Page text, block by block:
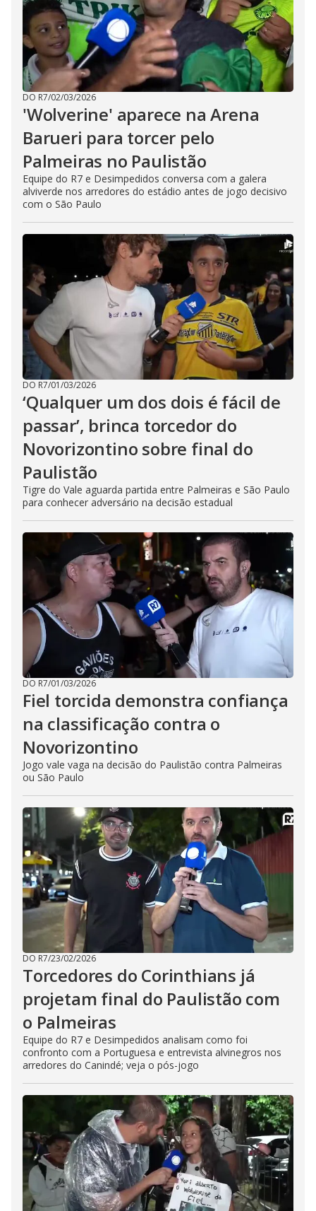
DO R7/02/03/2026
'Wolverine' aparece na Arena
Barueri para torcer pelo
Palmeiras no Paulistão
Equipe do R7 e Desimpedidos conversa com a galera
alviverde nos arredores do estádio antes de jogo decisivo
com o São Paulo
DO R7/01/03/2026
‘Qualquer um dos dois é fácil de
passar’, brinca torcedor do
Novorizontino sobre final do
Paulistão
Tigre do Vale aguarda partida entre Palmeiras e São Paulo
para conhecer adversário na decisão estadual
DO R7/01/03/2026
Fiel torcida demonstra confiança
na classificação contra o
Novorizontino
Jogo vale vaga na decisão do Paulistão contra Palmeiras
ou São Paulo
DO R7/23/02/2026
Torcedores do Corinthians já
projetam final do Paulistão com
o Palmeiras
Equipe do R7 e Desimpedidos analisam como foi
confronto com a Portuguesa e entrevista alvinegros nos
arredores do Canindé; veja o pós-jogo